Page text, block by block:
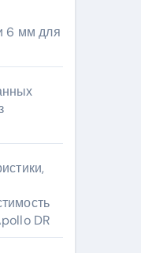
6 мм для
DR